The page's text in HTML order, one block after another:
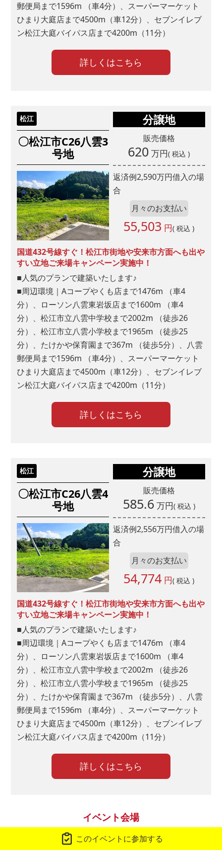
郵便局まで1596m （車4分）、スーパーマーケット
ひまり大庭店まで4500m（車12分）、セブンイレブ
ン松江大庭バイパス店まで4200m（11分）
詳しくはこちら
松江
〇松江市C26八雲3
号地
分譲地
販売価格
620 万円( 税込 )
返済例2,590万円借入の場
合
月々のお支払い
55,503 円( 税込 )
国道432号線すぐ！松江市街地や安来市方面へも出や
すい立地ご来場キャンペーン実施中！
■人気のプランで建築いたします♪
■周辺環境｜Aコープやくも店まで1476m （車4
分）、ローソン八雲東岩坂店まで1600m （車4
分）、松江市立八雲中学校まで2002m （徒歩26
分）、松江市立八雲小学校まで1965m （徒歩25
分）、たけかや保育園まで367m （徒歩5分）、八雲
郵便局まで1596m （車4分）、スーパーマーケット
ひまり大庭店まで4500m（車12分）、セブンイレブ
ン松江大庭バイパス店まで4200m（11分）
詳しくはこちら
松江
〇松江市C26八雲4
号地
分譲地
販売価格
585.6万円( 税込 )
返済例2,556万円借入の場
合
月々のお支払い
54,774 円( 税込 )
国道432号線すぐ！松江市街地や安来市方面へも出や
すい立地ご来場キャンペーン実施中！
■人気のプランで建築いたします♪
■周辺環境｜Aコープやくも店まで1476m （車4
分）、ローソン八雲東岩坂店まで1600m （車4
分）、松江市立八雲中学校まで2002m （徒歩26
分）、松江市立八雲小学校まで1965m （徒歩25
分）、たけかや保育園まで367m （徒歩5分）、八雲
郵便局まで1596m （車4分）、スーパーマーケット
ひまり大庭店まで4500m（車12分）、セブンイレブ
ン松江大庭バイパス店まで4200m（11分）
詳しくはこちら
イベント会場
TikiTok
X(Twitter)
工事現場
弊社からのご案内
DM
メルマガ
電話
ご紹介
ご紹介者様のお名前をご記入ください
その他
その他の場合ご記入ください
■問４.問３の中で来場しようと思われた 1 番の決め手の媒体は
何ですか?１つお答えください。
看板
弊社からのご案内
ご紹介
■問５.山陰ライフの掲載物件に興味を持っていただいた理由を
お聞かせください。(複数回答可)
1.会社の知名度が高い
2.知り合いの評判
3.価格が予算内に収まりそう
4.立地が希望条件にあっている
5.間取り・プランが良い
6.水回り(キッチン、お風呂、洗面、トイレ等)の
仕様が良さそう
7.断熱・気密に優れている
8.耐震性に優れている
9.アフターサービス・保証が充実している
10.希望の入居時期に間に合いそう
11.その他
■問６.上記のうち、特に重視している上位３項目を番号で教え
てください。
このイベントに参加する